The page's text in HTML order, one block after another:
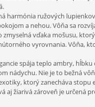
harmónia ružových
a nehou. Vôňa sa
vďaka mošusu,
vyrovnania. Vôňa,
spája teplo ambry, hĺbku
nádychu. Nie je to bežná
ktorý zanecháva stopu
aj žiarivá zároveň je určená